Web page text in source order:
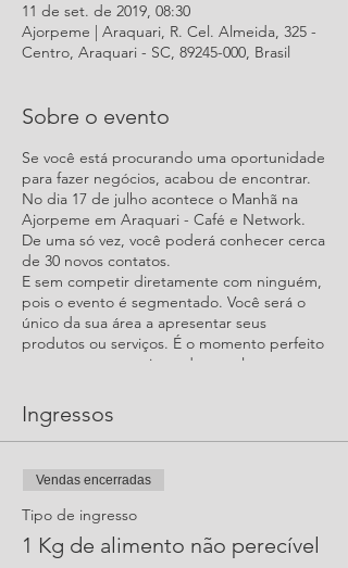
11 de set. de 2019, 08:30
Ajorpeme | Araquari, R. Cel. Almeida, 325 -
Centro, Araquari - SC, 89245-000, Brasil
Sobre o evento
Se você está procurando uma oportunidade
para fazer negócios, acabou de encontrar.
No dia 17 de julho acontece o Manhã na
Ajorpeme em Araquari - Café e Network.
De uma só vez, você poderá conhecer cerca
de 30 novos contatos.
E sem competir diretamente com ninguém,
pois o evento é segmentado. Você será o
único da sua área a apresentar seus
produtos ou serviços. É o momento perfeito
para captar parcerias e desenvolver
Evento aberto. Venha passar a manhã
conosco!
Ingressos
Vendas encerradas
Tipo de ingresso
1 Kg de alimento não perecível